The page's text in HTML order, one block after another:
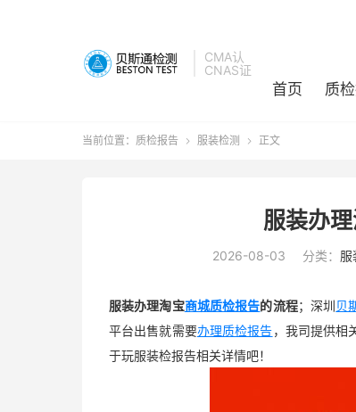
CMA认
CNAS证
首页 质
当前位置： 质检报告  服装检测  正文
服装办
2026-08-03 分类： 服
服装办理淘宝商城质检报告的流程； 深圳贝
平台出售就需要办理质检报告，我司提供相
于玩服装检报告相关详情吧！